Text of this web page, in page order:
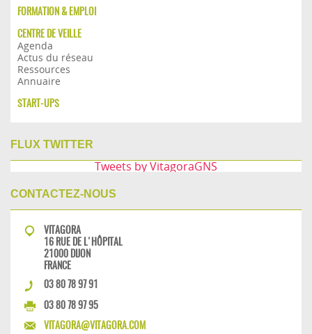
FORMATION & EMPLOI
CENTRE DE VEILLE
Agenda
Actus du réseau
Ressources
Annuaire
START-UPS
FLUX TWITTER
Tweets by VitagoraGNS
CONTACTEZ-NOUS
VITAGORA
16 RUE DE L'HÔPITAL
21000 DIJON
FRANCE
03 80 78 97 91
03 80 78 97 95
VITAGORA@VITAGORA.COM